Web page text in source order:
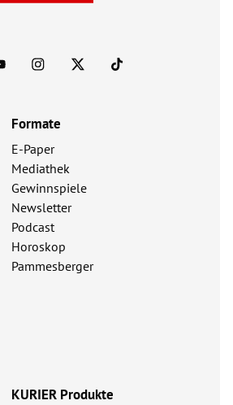
Formate
E-Paper
Mediathek
Gewinnspiele
Newsletter
Podcast
Horoskop
Pammesberger
KURIER Produkte